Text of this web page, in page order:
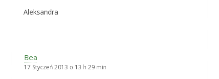
Aleksandra
Bea
17 Styczeń 2013 o 13 h 29 min